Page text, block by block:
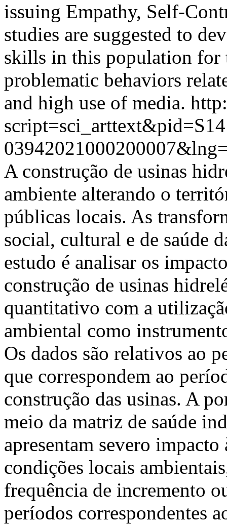
issuing Empathy, Self-
studies are suggested to
skills in this population for
problematic behaviors
and high use of media.
A construção de usinas
ambiente alterando o
públicas locais. As
social, cultural e de saúde
estudo é analisar os
construção de usinas
quantitativo com a
ambiental como
Os dados são relativos ao
que correspondem ao
construção das usinas. A
meio da matriz de saúde
apresentam severo
condições locais
frequência de incremento
períodos correspondentes